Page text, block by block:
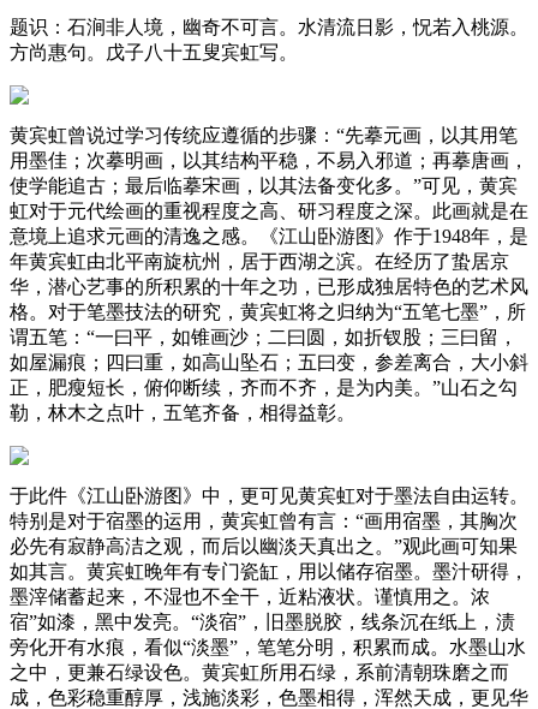
题识：石涧非人境，幽奇不可言。水清流日影，怳若入桃源。
方尚惠句。戊子八十五叟宾虹写。
黄宾虹曾说过学习传统应遵循的步骤：“先摹元画，以其用笔
用墨佳；次摹明画，以其结构平稳，不易入邪道；再摹唐画，
使学能追古；最后临摹宋画，以其法备变化多。”可见，黄宾
虹对于元代绘画的重视程度之高、研习程度之深。此画就是在
意境上追求元画的清逸之感。《江山卧游图》作于1948年，是
年黄宾虹由北平南旋杭州，居于西湖之滨。在经历了蛰居京
华，潜心艺事的所积累的十年之功，已形成独居特色的艺术风
格。对于笔墨技法的研究，黄宾虹将之归纳为“五笔七墨”，所
谓五笔：“一曰平，如锥画沙；二曰圆，如折钗股；三曰留，
如屋漏痕；四曰重，如高山坠石；五曰变，参差离合，大小斜
正，肥瘦短长，俯仰断续，齐而不齐，是为内美。”山石之勾
勒，林木之点叶，五笔齐备，相得益彰。
于此件《江山卧游图》中，更可见黄宾虹对于墨法自由运转。
特别是对于宿墨的运用，黄宾虹曾有言：“画用宿墨，其胸次
必先有寂静高洁之观，而后以幽淡天真出之。”观此画可知果
如其言。黄宾虹晚年有专门瓷缸，用以储存宿墨。墨汁研得，
墨滓储蓄起来，不湿也不全干，近粘液状。谨慎用之。浓
宿”如漆，黑中发亮。“淡宿”，旧墨脱胶，线条沉在纸上，渍
旁化开有水痕，看似“淡墨”，笔笔分明，积累而成。水墨山水
之中，更兼石绿设色。黄宾虹所用石绿，系前清朝珠磨之而
成，色彩稳重醇厚，浅施淡彩，色墨相得，浑然天成，更见华